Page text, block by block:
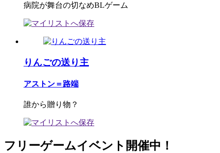
病院が舞台の切なめBLゲーム
りんごの送り主
アストン＝路端
誰から贈り物？
フリーゲームイベント開催中！